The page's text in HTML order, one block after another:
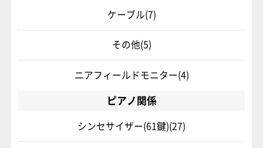
ケーブル(7)
その他(5)
ニアフィールドモニター(4)
ピアノ関係
シンセサイザー(61鍵)(27)